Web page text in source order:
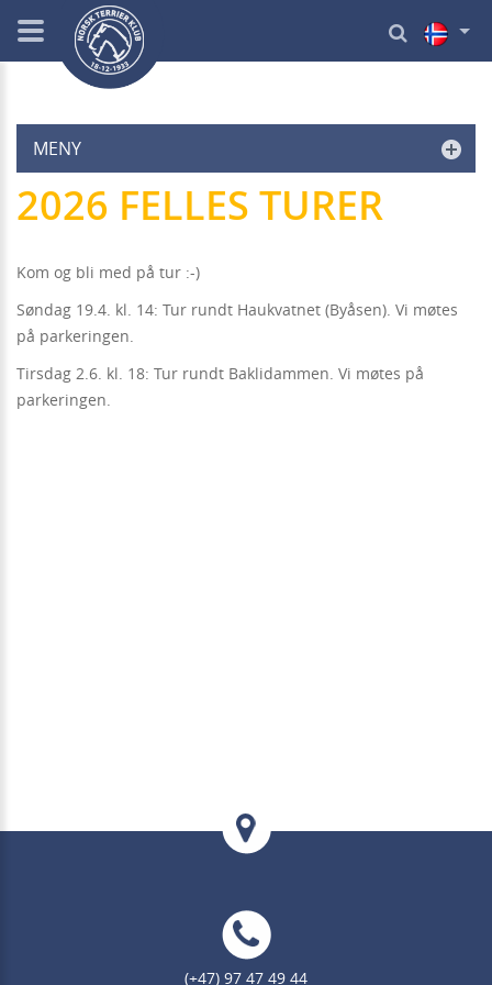
MENY
2026 FELLES TURER
Kom og bli med på tur :-)
Søndag 19.4. kl. 14: Tur rundt Haukvatnet (Byåsen). Vi møtes
på parkeringen.
Tirsdag 2.6. kl. 18: Tur rundt Baklidammen. Vi møtes på
parkeringen.
(+47) 97 47 49 44